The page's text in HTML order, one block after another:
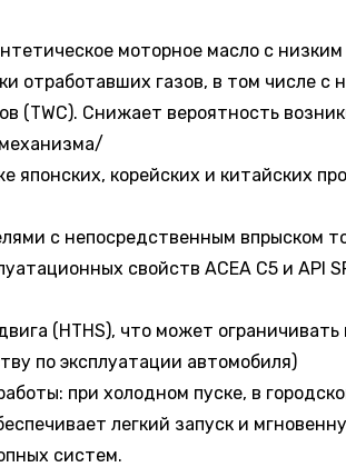
моторное масло с
отработавших газов, в том числе с
(TWC). Снижает вероятность
корейских и китайских
с непосредственным впрыском
свойств ACEA С5 и API
(HTHS), что может
по эксплуатации автомобиля)
при холодном пуске, в
легкий запуск и
систем.